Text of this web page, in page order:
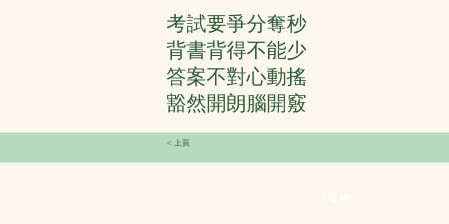
考試要爭分奪秒
背書背得不能少
答案不對心動搖
豁然開朗腦開竅
< 上頁